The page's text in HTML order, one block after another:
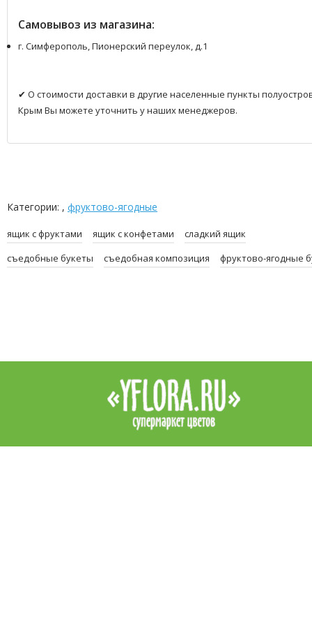
Самовывоз из магазина:
г. Симферополь, Пионерский переулок, д.1
✔ О стоимости доставки в другие населенные пункты
Крым Вы можете уточнить у наших менеджеров.
Категории: , фруктово-ягодные
ящик с фруктами ящик с конфетами
сладкий ящик
съедобные букеты
съедобная композиция фруктово-ягодные
Интернет-магазин цветов YFlora — цветы на заказ в